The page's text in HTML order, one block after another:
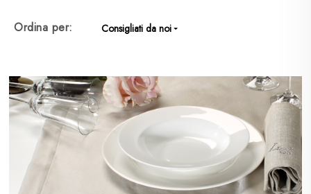
Ordina per: Consigliati da noi